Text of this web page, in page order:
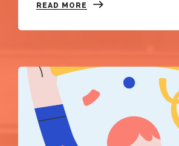
READ MORE